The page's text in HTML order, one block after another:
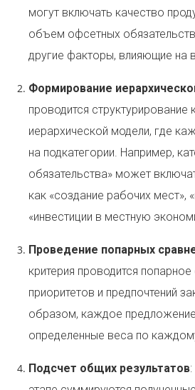
могут включать качество
объем офсетных
другие факторы, влияющие на
Формирование
проводится структурирование
иерархической модели, где
на подкатегории. Например,
обязательства» может
как «создание рабочих мест»,
«инвестиции в местную
Проведение попарных
критерия проводится
приоритетов и предпочтений
образом, каждое
определенные веса по
Подсчет общих результатов